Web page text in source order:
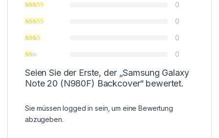
0
0
0
0
Seien Sie der Erste, der „Samsung Galaxy
Note 20 (N980F) Backcover“ bewertet.
Sie müssenlogged in sein, um eine Bewertung
abzugeben.